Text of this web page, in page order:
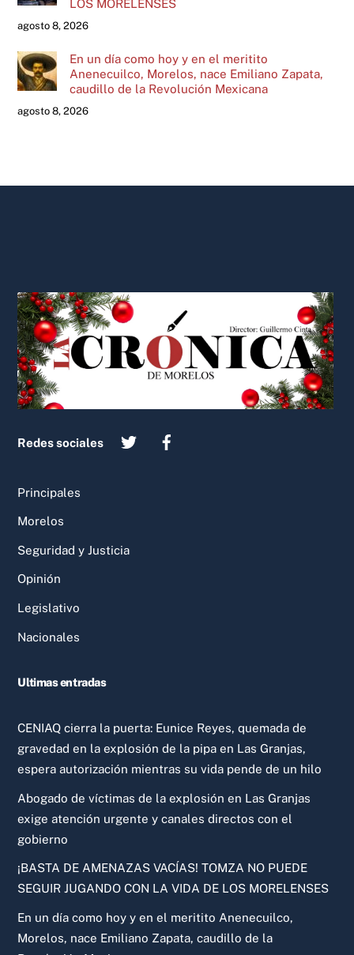
LOS MORELENSES
agosto 8, 2026
En un día como hoy y en el meritito
Anenecuilco, Morelos, nace Emiliano Zapata,
caudillo de la Revolución Mexicana
agosto 8, 2026
To
Top
Redes sociales
Principales
Morelos
Seguridad y Justicia
Opinión
Legislativo
Nacionales
Ultimas entradas
CENIAQ cierra la puerta: Eunice Reyes, quemada de
gravedad en la explosión de la pipa en Las Granjas,
espera autorización mientras su vida pende de un hilo
Abogado de víctimas de la explosión en Las Granjas
exige atención urgente y canales directos con el
gobierno
¡BASTA DE AMENAZAS VACÍAS! TOMZA NO PUEDE
SEGUIR JUGANDO CON LA VIDA DE LOS MORELENSES
En un día como hoy y en el meritito Anenecuilco,
Morelos, nace Emiliano Zapata, caudillo de la